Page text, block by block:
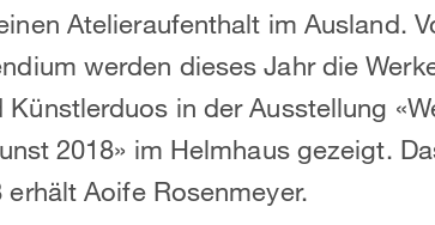
Atelieraufenthalt im Ausland.
werden dieses Jahr die
in der Ausstellung
2018» im Helmhaus gezeigt.
Aoife Rosenmeyer.